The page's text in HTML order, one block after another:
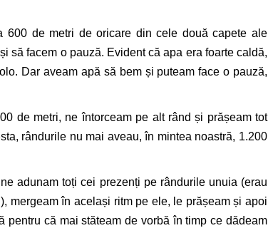
600 de metri de oricare din cele două capete ale
să facem o pauză. Evident că apa era foarte caldă,
Dar aveam apă să bem și puteam face o pauză,
de metri, ne întorceam pe alt rând și prășeam tot
rândurile nu mai aveau, în mintea noastră, 1.200
adunam toți cei prezenți pe rândurile unuia (erau
mergeam în același ritm pe ele, le prășeam și apoi
pentru că mai stăteam de vorbă în timp ce dădeam